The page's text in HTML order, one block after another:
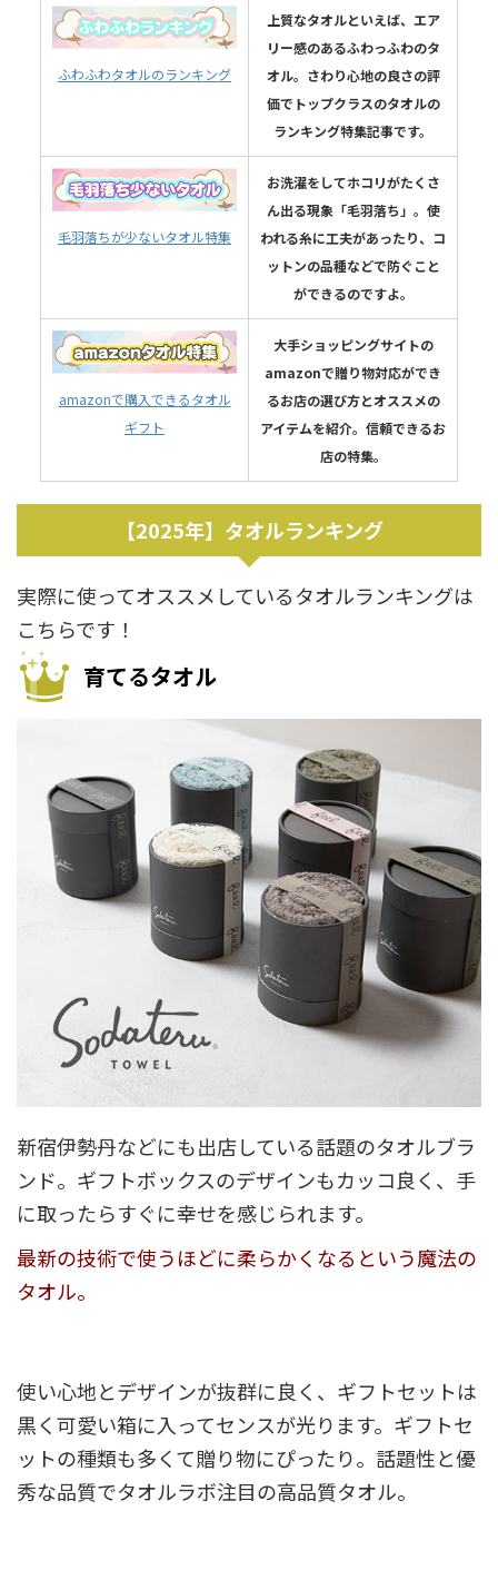
ふわふわタオルのランキング
上質なタオルといえば、エア
リー感のあるふわっふわのタ
オル。さわり心地の良さの評
価でトップクラスのタオルの
ランキング特集記事です。
毛羽落ちが少ないタオル特集
お洗濯をしてホコリがたくさ
ん出る現象「毛羽落ち」。使
われる糸に工夫があったり、コ
ットンの品種などで防ぐこと
ができるのですよ。
amazonで購入できるタオル
ギフト
大手ショッピングサイトの
amazonで贈り物対応ができ
るお店の選び方とオススメの
アイテムを紹介。信頼できるお
店の特集。
【2025年】タオルランキング
実際に使ってオススメしているタオルランキングは
こちらです！
育てるタオル
新宿伊勢丹などにも出店している話題のタオルブラ
ンド。ギフトボックスのデザインもカッコ良く、手
に取ったらすぐに幸せを感じられます。
最新の技術で使うほどに柔らかくなるという魔法の
タオル。
使い心地とデザインが抜群に良く、ギフトセットは
黒く可愛い箱に入ってセンスが光ります。ギフトセ
ットの種類も多くて贈り物にぴったり。話題性と優
秀な品質でタオルラボ注目の高品質タオル。